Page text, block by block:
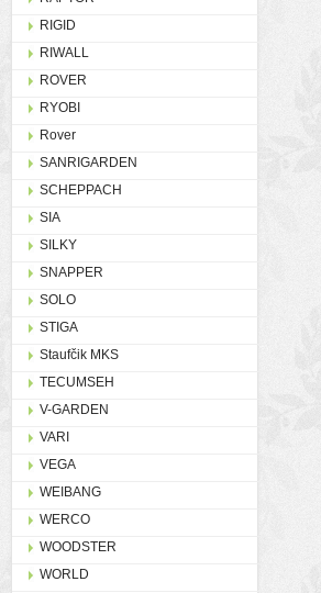
RIGID
RIWALL
ROVER
RYOBI
Rover
SANRIGARDEN
SCHEPPACH
SIA
SILKY
SNAPPER
SOLO
STIGA
Staufčik MKS
TECUMSEH
V-GARDEN
VARI
VEGA
WEIBANG
WERCO
WOODSTER
WORLD